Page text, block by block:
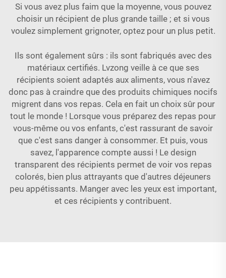
Si vous avez plus faim que la moyenne, vous pouvez
choisir un récipient de plus grande taille ; et si vous
voulez simplement grignoter, optez pour un plus petit.
Ils sont également sûrs : ils sont fabriqués avec des
matériaux certifiés. Lvzong veille à ce que ses
récipients soient adaptés aux aliments, vous n'avez
donc pas à craindre que des produits chimiques nocifs
migrent dans vos repas. Cela en fait un choix sûr pour
tout le monde ! Lorsque vous préparez des repas pour
vous-même ou vos enfants, c'est rassurant de savoir
que c'est sans danger à consommer. Et puis, vous
savez, l'apparence compte aussi ! Le design
transparent des récipients permet de voir vos repas
colorés, bien plus attrayants que d'autres déjeuners
peu appétissants. Manger avec les yeux est important,
et ces récipients y contribuent.